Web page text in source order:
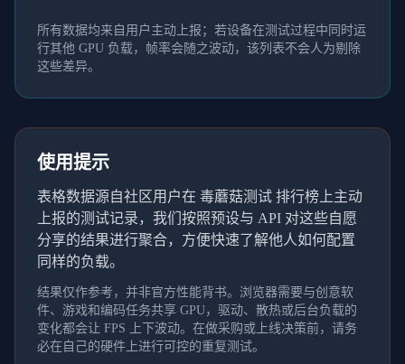
所有数据均来自用户主动上报；若设备在测试过程中同时运
行其他 GPU 负载，帧率会随之波动，该列表不会人为剔除
这些差异。
使用提示
表格数据源自社区用户在 毒蘑菇测试 排行榜上主动
上报的测试记录，我们按照预设与 API 对这些自愿
分享的结果进行聚合，方便快速了解他人如何配置
同样的负载。
结果仅作参考，并非官方性能背书。浏览器需要与创意软
件、游戏和编码任务共享 GPU，驱动、散热或后台负载的
变化都会让 FPS 上下波动。在做采购或上线决策前，请务
必在自己的硬件上进行可控的重复测试。